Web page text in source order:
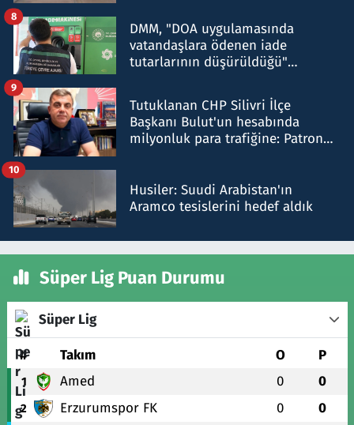
DMM, "DOA uygulamasında
vatandaşlara ödenen iade
tutarlarının düşürüldüğü"
8
Tutuklanan CHP Silivri İlçe
Başkanı Bulut'un hesabında
milyonluk para trafiğine: Patron
9
Husiler: Suudi Arabistan'ın
Aramco tesislerini hedef aldık
10
Süper Lig Puan Durumu
Süper Lig
# Takım O P
1 Amed 0 0
2 Erzurumspor FK 0 0